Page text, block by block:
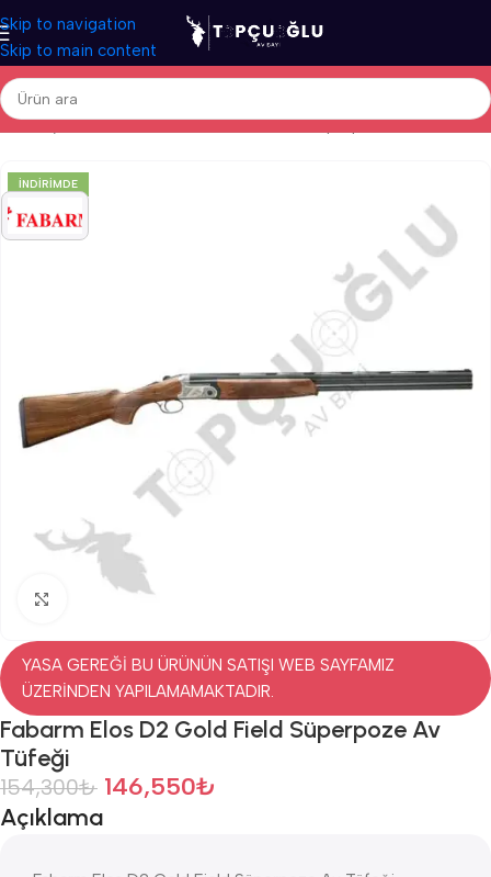
Skip to navigation
Skip to main content
Ana Sayfa/Av Tüfekleri/İthal Av Tüfekleri/Süperpoze Av Tüfekleri
İNDIRIMDE
Click to enlarge
YASA GEREĞİ BU ÜRÜNÜN SATIŞI WEB SAYFAMIZ
ÜZERİNDEN YAPILAMAMAKTADIR.
Fabarm Elos D2 Gold Field Süperpoze Av
Tüfeği
154,300₺ 146,550₺
Açıklama